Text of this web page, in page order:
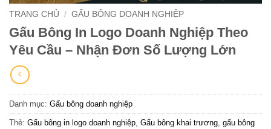
TRANG CHỦ / GẤU BÔNG DOANH NGHIỆP
Gấu Bông In Logo Doanh Nghiệp Theo
Yêu Cầu – Nhận Đơn Số Lượng Lớn
Danh mục: Gấu bông doanh nghiệp
Thẻ: Gấu bông in logo doanh nghiệp Gấu bông khai trương gấu bông